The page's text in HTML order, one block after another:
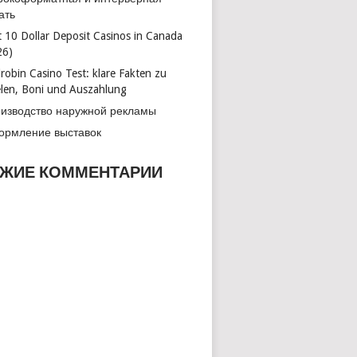
10 Dollar Deposit Casinos in Canada
Casino Test: klare Fakten zu
Boni und Auszahlung
наружной рекламы
выставок
КОММЕНТАРИИ